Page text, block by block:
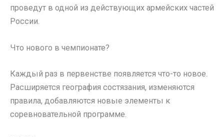
проведут в одной из действующих армейских частей
России.
Что нового в чемпионате?
Каждый раз в первенстве появляется что-то новое.
Расширяется география состязания, изменяются
правила, добавляются новые элементы к
соревновательной программе.